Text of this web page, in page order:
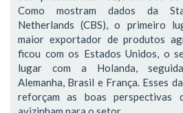
Como mostram dados da
Netherlands (CBS), o primeiro
maior exportador de produtos
ficou com os Estados Unidos, o
lugar com a Holanda,
Alemanha, Brasil e França. Esses
reforçam as boas perspectivas